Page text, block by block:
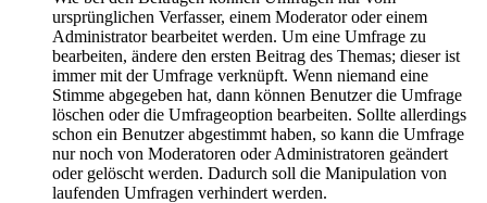
ursprünglichen Verfasser, einem Moderator oder einem
Administrator bearbeitet werden. Um eine Umfrage zu
bearbeiten, ändere den ersten Beitrag des Themas; dieser ist
immer mit der Umfrage verknüpft. Wenn niemand eine
Stimme abgegeben hat, dann können Benutzer die Umfrage
löschen oder die Umfrageoption bearbeiten. Sollte allerdings
schon ein Benutzer abgestimmt haben, so kann die Umfrage
nur noch von Moderatoren oder Administratoren geändert
oder gelöscht werden. Dadurch soll die Manipulation von
laufenden Umfragen verhindert werden.